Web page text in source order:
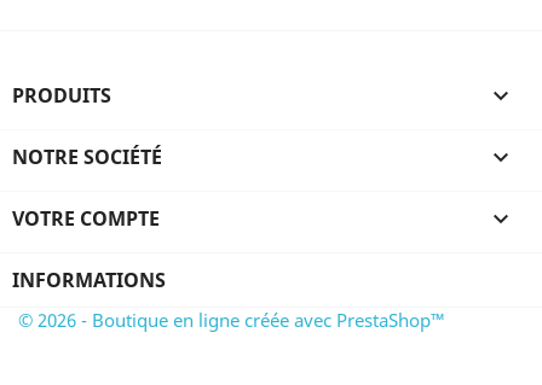
PRODUITS 
NOTRE SOCIÉTÉ 
VOTRE COMPTE 
INFORMATIONS
© 2026 - Boutique en ligne créée avec PrestaShop™